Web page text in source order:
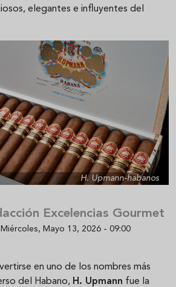
elegantes e influyentes del
H. Upmann-habanos
Excelencias Gourmet
Miércoles, Mayo 13, 2026 - 09:00
en uno de los nombres más
del Habano, H. Upmann fue la